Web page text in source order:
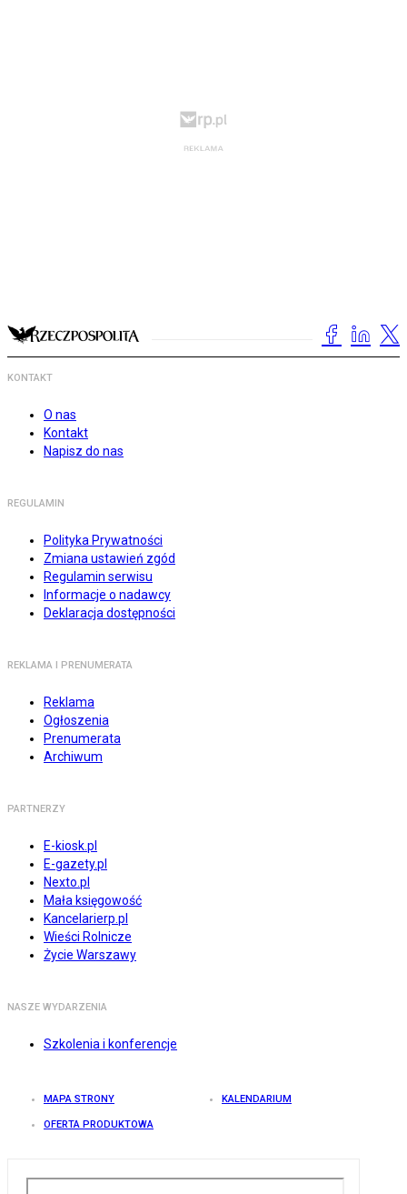
KONTAKT
O nas
Kontakt
Napisz do nas
REGULAMIN
Polityka Prywatności
Zmiana ustawień zgód
Regulamin serwisu
Informacje o nadawcy
Deklaracja dostępności
REKLAMA I PRENUMERATA
Reklama
Ogłoszenia
Prenumerata
Archiwum
PARTNERZY
E-kiosk.pl
E-gazety.pl
Nexto.pl
Mała księgowość
Kancelarierp.pl
Wieści Rolnicze
Życie Warszawy
NASZE WYDARZENIA
Szkolenia i konferencje
MAPA STRONY KALENDARIUM
OFERTA PRODUKTOWA